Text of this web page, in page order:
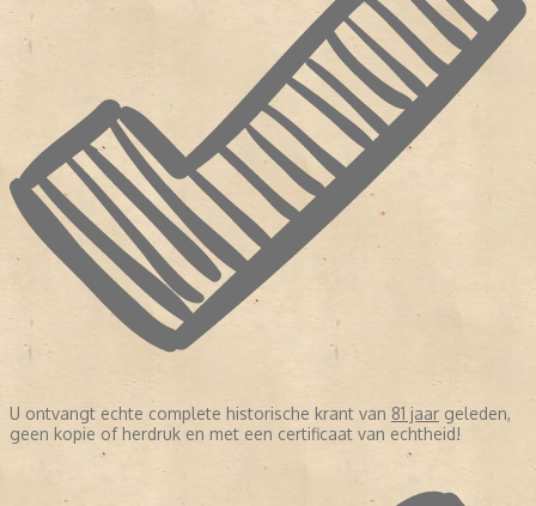
U ontvangt echte complete historische krant van 81 jaar geleden,
geen kopie of herdruk en met een certificaat van echtheid!